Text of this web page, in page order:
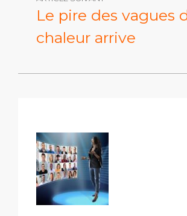
Le pire des vagues
chaleur arrive